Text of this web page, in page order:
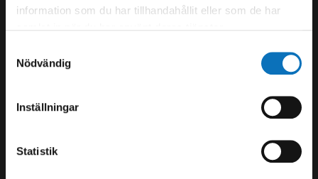
information som du har tillhandahållit eller som de har
Nödvändig
Inställningar
Statistik
Fredag 07.00-14.00